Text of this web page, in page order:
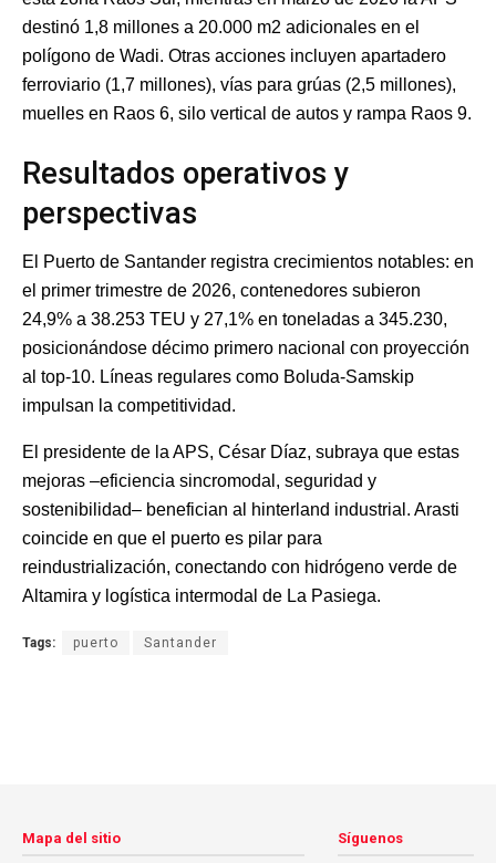
destinó 1,8 millones a 20.000 m2 adicionales en el
polígono de Wadi. Otras acciones incluyen apartadero
ferroviario (1,7 millones), vías para grúas (2,5 millones),
muelles en Raos 6, silo vertical de autos y rampa Raos 9.
Resultados operativos y
perspectivas
El Puerto de Santander registra crecimientos notables: en
el primer trimestre de 2026, contenedores subieron
24,9% a 38.253 TEU y 27,1% en toneladas a 345.230,
posicionándose décimo primero nacional con proyección
al top-10. Líneas regulares como Boluda-Samskip
impulsan la competitividad.
El presidente de la APS, César Díaz, subraya que estas
mejoras –eficiencia sincromodal, seguridad y
sostenibilidad– benefician al hinterland industrial. Arasti
coincide en que el puerto es pilar para
reindustrialización, conectando con hidrógeno verde de
Altamira y logística intermodal de La Pasiega.
Tags: puerto Santander
Mapa del sitio Síguenos